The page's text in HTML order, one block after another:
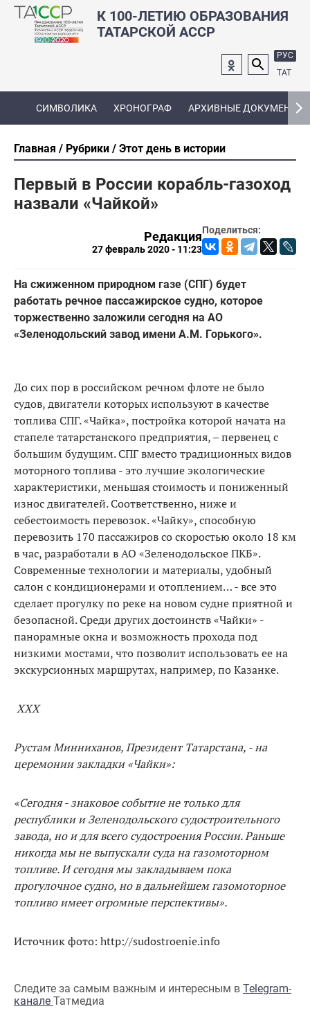
К 100-ЛЕТИЮ ОБРАЗОВАНИЯ
ТАТАРСКОЙ АССР
РУС
ТАТ
СИМВОЛИКА ХРОНОГРАФ АРХИВНЫЕ ДОКУМЕНТЫ
Главная Рубрики Этот день в истории
Первый в России корабль-газоход
назвали «Чайкой»
Поделиться:
Редакция
27 февраль 2020 - 11:23
На сжиженном природном газе (СПГ) будет
работать речное пассажирское судно, которое
торжественно заложили сегодня на АО
«Зеленодольский завод имени А.М. Горького».
До сих пор в российском речном флоте не было
судов, двигатели которых используют в качестве
топлива СПГ. «Чайка», постройка которой начата на
стапеле татарстанского предприятия, – первенец с
большим будущим. СПГ вместо традиционных видов
моторного топлива - это лучшие экологические
характеристики, меньшая стоимость и пониженный
износ двигателей. Соответственно, ниже и
себестоимость перевозок. «Чайку», способную
перевозить 170 пассажиров со скоростью около 18 км
в час, разработали в АО «Зеленодольское ПКБ».
Современные технологии и материалы, удобный
салон с кондиционерами и отоплением… - все это
сделает прогулку по реке на новом судне приятной и
безопасной. Среди других достоинств «Чайки» -
панорамные окна и возможность прохода под
низкими мостами, что позволит использовать ее на
экскурсионных маршрутах, например, по Казанке.
ХХХ
Рустам Минниханов, Президент Татарстана, - на
церемонии закладки «Чайки»:
«Сегодня - знаковое событие не только для
республики и Зеленодольского судостроительного
завода, но и для всего судостроения России. Раньше
никогда мы не выпускали суда на газомоторном
топливе. И сегодня мы закладываем пока
прогулочное судно, но в дальнейшем газомоторное
топливо имеет огромные перспективы».
Источник фото: http://sudostroenie.info
Следите за самым важным и интересным в Telegram-
канале Татмедиа